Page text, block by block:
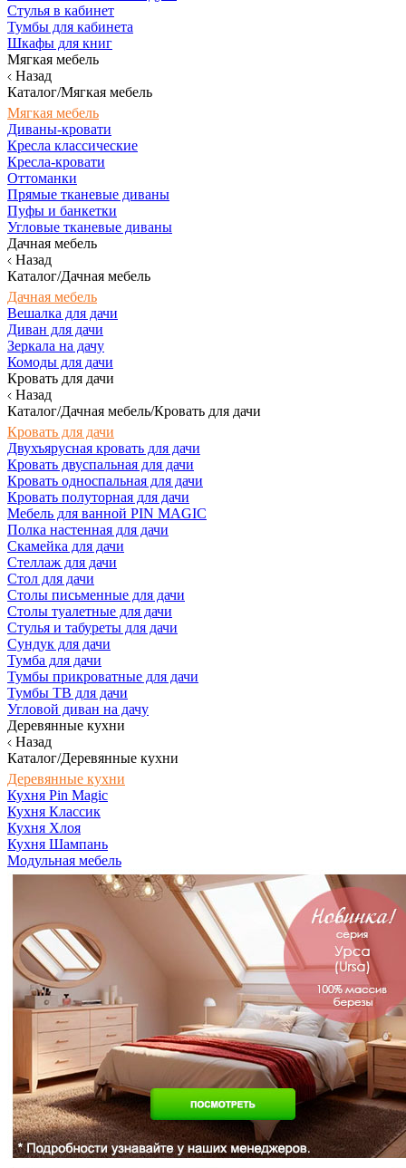
Стулья в кабинет
Тумбы для кабинета
Шкафы для книг
Мягкая мебель
Назад
Каталог/Мягкая мебель
Мягкая мебель
Диваны-кровати
Кресла классические
Кресла-кровати
Оттоманки
Прямые тканевые диваны
Пуфы и банкетки
Угловые тканевые диваны
Дачная мебель
Назад
Каталог/Дачная мебель
Дачная мебель
Вешалка для дачи
Диван для дачи
Зеркала на дачу
Комоды для дачи
Кровать для дачи
Назад
Каталог/Дачная мебель/Кровать для дачи
Кровать для дачи
Двухъярусная кровать для дачи
Кровать двуспальная для дачи
Кровать односпальная для дачи
Кровать полуторная для дачи
Мебель для ванной PIN MAGIC
Полка настенная для дачи
Скамейка для дачи
Стеллаж для дачи
Стол для дачи
Столы письменные для дачи
Столы туалетные для дачи
Стулья и табуреты для дачи
Сундук для дачи
Тумба для дачи
Тумбы прикроватные для дачи
Тумбы ТВ для дачи
Угловой диван на дачу
Деревянные кухни
Назад
Каталог/Деревянные кухни
Деревянные кухни
Кухня Pin Magic
Кухня Классик
Кухня Хлоя
Кухня Шампань
Модульная мебель